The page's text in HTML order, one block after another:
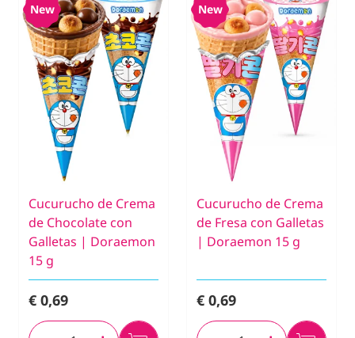
New
Cucurucho de Crema
de Chocolate con
Galletas | Doraemon
15 g
€ 0,69
New
Cucurucho de Crema
de Fresa con Galletas
| Doraemon 15 g
€ 0,69